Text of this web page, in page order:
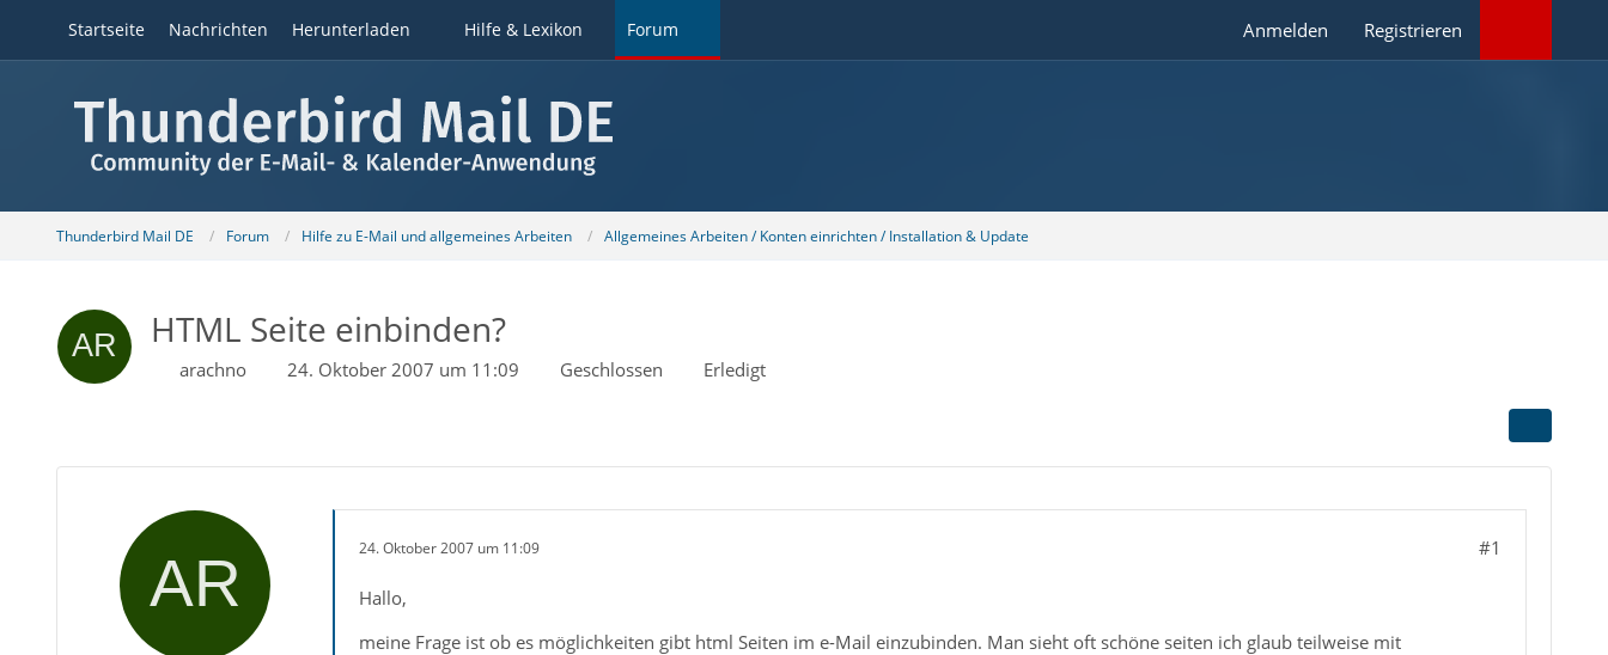
Startseite Nachrichten Herunterladen Hilfe & Lexikon Forum Anmelden Registrieren
Thunderbird Mail DE Forum Hilfe zu E-Mail und allgemeines Arbeiten Allgemeines Arbeiten / Konten einrichten / Installation & Update
HTML Seite einbinden?
arachno 24. Oktober 2007 um 11:09 Geschlossen Erledigt
24. Oktober 2007 um 11:09 #1
Hallo,
meine Frage ist ob es möglichkeiten gibt html Seiten im e-Mail einzubinden. Man sieht oft schöne seiten ich glaub teilweise mit